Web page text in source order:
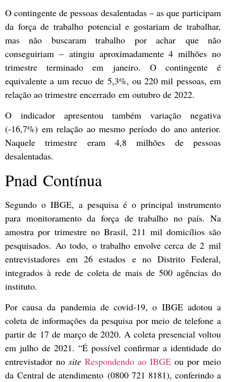
O contingente de pessoas desalentadas – as que participam
da força de trabalho potencial e gostariam de trabalhar,
mas não buscaram trabalho por achar que não
conseguiriam – atingiu aproximadamente 4 milhões no
trimestre terminado em janeiro. O contingente é
equivalente a um recuo de 5,3%, ou 220 mil pessoas, em
relação ao trimestre encerrado em outubro de 2022.
O indicador apresentou também variação negativa
(-16,7%) em relação ao mesmo período do ano anterior.
Naquele trimestre eram 4,8 milhões de pessoas
desalentadas.
Pnad Contínua
Segundo o IBGE, a pesquisa é o principal instrumento
para monitoramento da força de trabalho no país. Na
amostra por trimestre no Brasil, 211 mil domicílios são
pesquisados. Ao todo, o trabalho envolve cerca de 2 mil
entrevistadores em 26 estados e no Distrito Federal,
integrados à rede de coleta de mais de 500 agências do
instituto.
Por causa da pandemia de covid-19, o IBGE adotou a
coleta de informações da pesquisa por meio de telefone a
partir de 17 de março de 2020. A coleta presencial voltou
em julho de 2021. “É possível confirmar a identidade do
entrevistador no site Respondendo ao IBGE ou por meio
da Central de atendimento (0800 721 8181), conferindo a